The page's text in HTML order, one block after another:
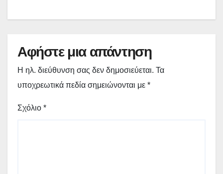
Αφήστε μια απάντηση
Η ηλ. διεύθυνση σας δεν δημοσιεύεται. Τα
υποχρεωτικά πεδία σημειώνονται με *
Σχόλιο *